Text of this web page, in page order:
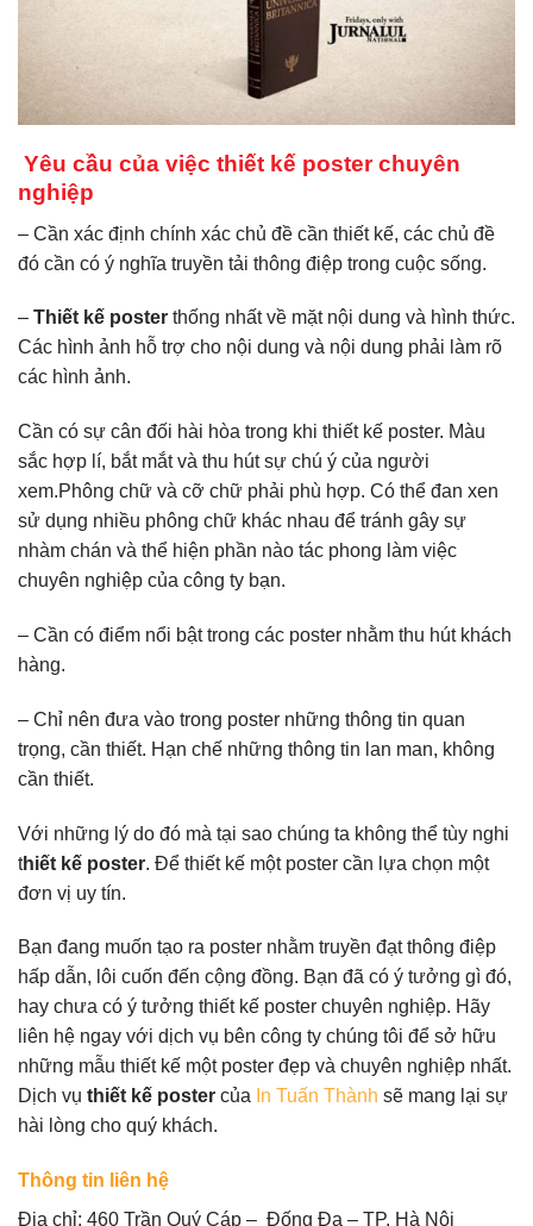
Yêu cầu của việc thiết kế poster chuyên
nghiệp
– Cần xác định chính xác chủ đề cần thiết kế, các chủ đề
đó cần có ý nghĩa truyền tải thông điệp trong cuộc sống.
– Thiết kế poster thống nhất về mặt nội dung và hình thức.
Các hình ảnh hỗ trợ cho nội dung và nội dung phải làm rõ
các hình ảnh.
Cần có sự cân đối hài hòa trong khi thiết kế poster. Màu
sắc hợp lí, bắt mắt và thu hút sự chú ý của người
xem.Phông chữ và cỡ chữ phải phù hợp. Có thể đan xen
sử dụng nhiều phông chữ khác nhau để tránh gây sự
nhàm chán và thể hiện phần nào tác phong làm việc
chuyên nghiệp của công ty bạn.
– Cần có điểm nổi bật trong các poster nhằm thu hút khách
hàng.
– Chỉ nên đưa vào trong poster những thông tin quan
trọng, cần thiết. Hạn chế những thông tin lan man, không
cần thiết.
Với những lý do đó mà tại sao chúng ta không thể tùy nghi
thiết kế poster. Để thiết kế một poster cần lựa chọn một
đơn vị uy tín.
Bạn đang muốn tạo ra poster nhằm truyền đạt thông điệp
hấp dẫn, lôi cuốn đến cộng đồng. Bạn đã có ý tưởng gì đó,
hay chưa có ý tưởng thiết kế poster chuyên nghiệp. Hãy
liên hệ ngay với dịch vụ bên công ty chúng tôi để sở hữu
những mẫu thiết kế một poster đẹp và chuyên nghiệp nhất.
Dịch vụ thiết kế poster của In Tuấn Thành sẽ mang lại sự
hài lòng cho quý khách.
Thông tin liên hệ
Địa chỉ: 460 Trần Quý Cáp – Đống Đa – TP. Hà Nội